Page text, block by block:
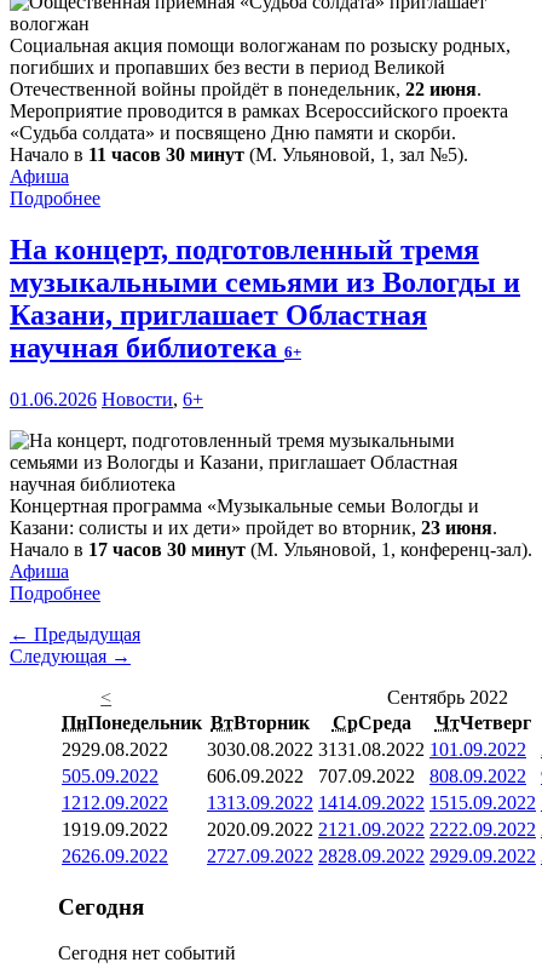
Социальная акция помощи вологжанам по розыску родных,
погибших и пропавших без вести в период Великой
Отечественной войны пройдёт в понедельник, 22 июня.
Мероприятие проводится в рамках Всероссийского проекта
«Судьба солдата» и посвящено Дню памяти и скорби.
Начало в 11 часов 30 минут (М. Ульяновой, 1, зал №5).
Афиша
Подробнее
На концерт, подготовленный тремя
музыкальными семьями из Вологды и
Казани, приглашает Областная
научная библиотека 6+
01.06.2026 Новости, 6+
Концертная программа «Музыкальные семьи Вологды и
Казани: солисты и их дети» пройдет во вторник, 23 июня.
Начало в 17 часов 30 минут (М. Ульяновой, 1, конференц-зал).
Афиша
Подробнее
← Предыдущая
Следующая →
<
Сентябрь 2022
ПнПонедельник ВтВторник СрСреда ЧтЧетверг
2929.08.2022 3030.08.2022 3131.08.2022 101.09.2022
505.09.2022 606.09.2022 707.09.2022 808.09.2022
1212.09.2022 1313.09.2022 1414.09.2022 1515.09.2022
1919.09.2022 2020.09.2022 21 21.09.2022 2222.09.2022
2626.09.2022 2727.09.2022 2828.09.2022 2929.09.2022
Сегодня
Сегодня нет событий